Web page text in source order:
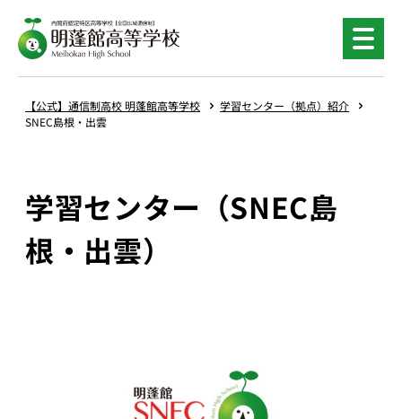
【公式】通信制高校 明蓬館高等学校
学習センター（拠点）紹介
SNEC島根・出雲
学習センター（SNEC島
根・出雲）